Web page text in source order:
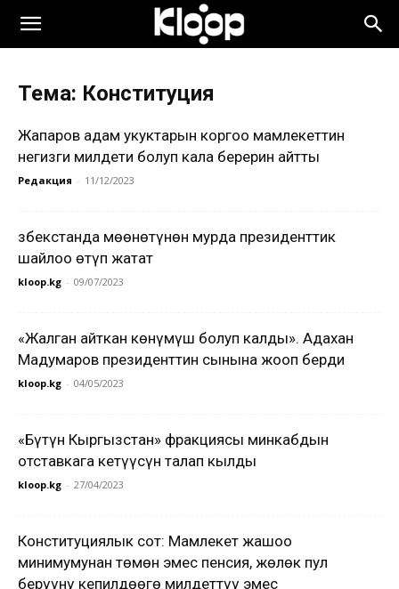
Тема: Конституция
Жапаров адам укуктарын коргоо мамлекеттин
негизги милдети болуп кала берерин айтты
Редакция - 11/12/2023
Өзбекстанда мөөнөтүнөн мурда президенттик
шайлоо өтүп жатат
kloop.kg - 09/07/2023
«Жалган айткан көнүмүш болуп калды». Адахан
Мадумаров президенттин сынына жооп берди
kloop.kg - 04/05/2023
«Бүтүн Кыргызстан» фракциясы минкабдын
отставкага кетүүсүн талап кылды
kloop.kg - 27/04/2023
Конституциялык сот: Мамлекет жашоо
минимумунан төмөн эмес пенсия, жөлөк пул
берүүнү кепилдөөгө милдеттүү эмес